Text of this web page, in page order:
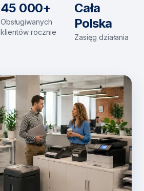
45 000+
Obsługiwanych
klientów rocznie
Cała
Polska
Zasięg działania